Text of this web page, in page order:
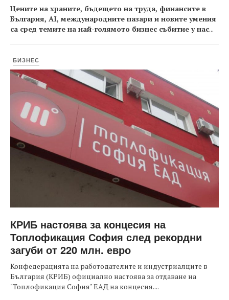
Цените на храните, бъдещето на труда, финансите в
България, AI, международните пазари и новите умения
са сред темите на най-голямото бизнес събитие у нас...
БИЗНЕС
КРИБ настоява за концесия на
Топлофикация София след рекордни
загуби от 220 млн. евро
Конфедерацията на работодателите и индустриалците в
България (КРИБ) официално настоява за отдаване на
"Топлофикация София" ЕАД на концесия....